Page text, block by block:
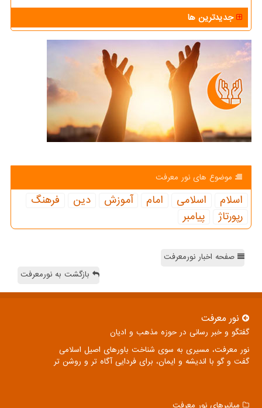
جدیدترین ها
موضوع های نور معرفت
اسلام اسلامی امام آموزش دین
فرهنگ
رپورتاژ
پیامبر
صفحه اخبار نورمعرفت
بازگشت به نورمعرفت
نور معرفت
گفتگو و خبر رسانی در حوزه مذهب و ادیان
نور معرفت، مسیری به سوی شناخت باورهای اصیل اسلامی
گفت و گو با اندیشه و ایمان، برای فردایی آگاه تر و روشن تر
میانبرهای نور معرفت